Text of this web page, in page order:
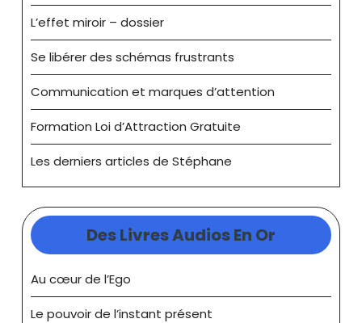
L’effet miroir – dossier
Se libérer des schémas frustrants
Communication et marques d’attention
Formation Loi d’Attraction Gratuite
Les derniers articles de Stéphane
Des Livres Audios En Or
Au cœur de l’Ego
Le pouvoir de l’instant présent